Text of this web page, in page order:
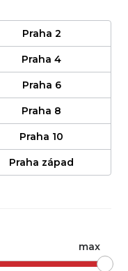
Praha 2
Praha 4
Praha 6
Praha 8
Praha 10
Praha západ
max